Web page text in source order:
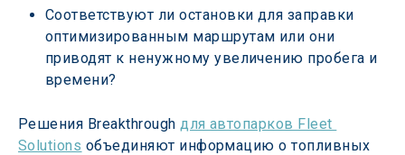
Соответствуют ли остановки для заправки
оптимизированным маршрутам или они
приводят к ненужному увеличению пробега и
времени?
Решения Breakthrough для автопарков Fleet
Solutions объединяют информацию о топливных